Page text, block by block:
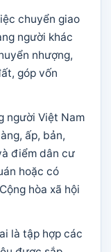
chuyển giao
người khác
nhượng,
góp vốn
người Việt Nam
ấp, bản,
điểm dân cư
hoặc có
hòa xã hội
là tập hợp các